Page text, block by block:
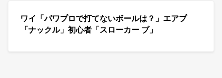
ワイ「パワプロで打てないボールは？」エアプ
「ナックル」初心者「スローカー ブ」